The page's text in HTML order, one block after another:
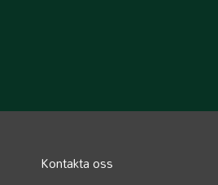
Kontakta oss